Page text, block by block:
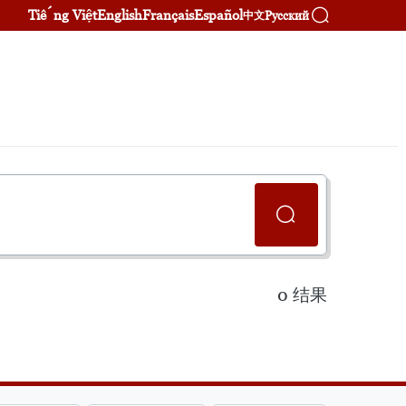
Tiếng ViệtEnglishFrançaisEspañol中文Русский
0 结果